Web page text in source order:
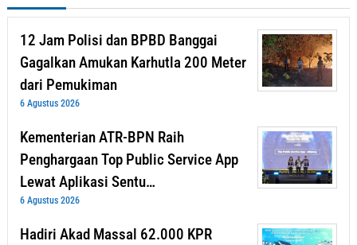
12 Jam Polisi dan BPBD Banggai
Gagalkan Amukan Karhutla 200 Meter
dari Pemukiman
6 Agustus 2026
Kementerian ATR-BPN Raih
Penghargaan Top Public Service App
Lewat Aplikasi Sentu…
6 Agustus 2026
Hadiri Akad Massal 62.000 KPR